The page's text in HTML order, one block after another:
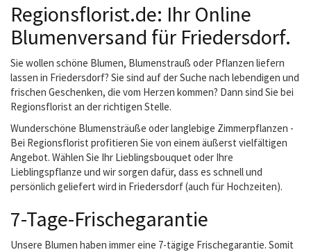
Regionsflorist.de: Ihr Online
Blumenversand für Friedersdorf.
Sie wollen schöne Blumen, Blumenstrauß oder Pflanzen liefern
lassen in Friedersdorf? Sie sind auf der Suche nach lebendigen und
frischen Geschenken, die vom Herzen kommen? Dann sind Sie bei
Regionsflorist an der richtigen Stelle.
Wunderschöne Blumensträuße oder langlebige Zimmerpflanzen -
Bei Regionsflorist profitieren Sie von einem äußerst vielfältigen
Angebot. Wählen Sie Ihr Lieblingsbouquet oder Ihre
Lieblingspflanze und wir sorgen dafür, dass es schnell und
persönlich geliefert wird in Friedersdorf (auch für Hochzeiten).
7-Tage-Frischegarantie
Unsere Blumen haben immer eine 7-tägige Frischegarantie. Somit